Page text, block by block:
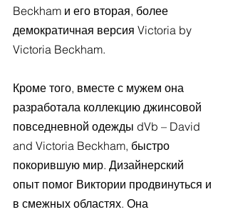
Beckham и его вторая, более
демократичная версия Victoria by
Victoria Beckham.
Кроме того, вместе с мужем она
разработала коллекцию джинсовой
повседневной одежды dVb – David
and Victoria Beckham, быстро
покорившую мир. Дизайнерский
опыт помог Виктории продвинуться и
в смежных областях. Она